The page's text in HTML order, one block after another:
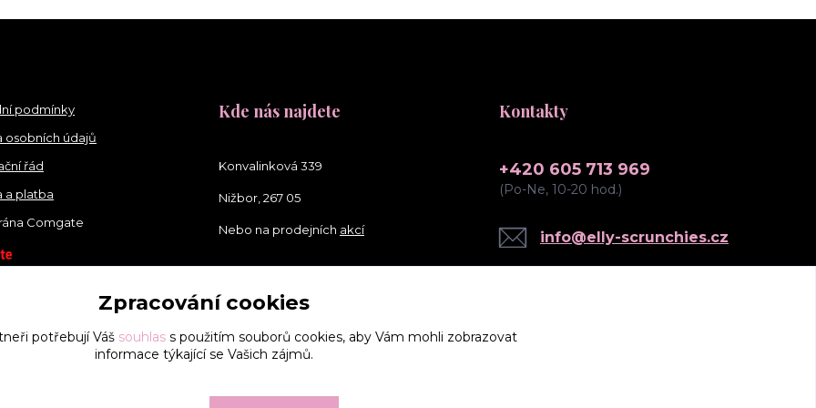
podmínky
osobních údajů
řád
a platba
Comgate
Kde nás najdete
Konvalinková 339
Nižbor, 267 05
Nebo na prodejních akcí
Kontakty
+420 605 713 969
(Po-Ne, 10-20 hod.)
info@elly-scrunchies.cz
Zpracování cookies
potřebují Váš souhlass použitím souborů cookies, aby Vám mohli zobrazovat
informace týkající se Vašich zájmů.